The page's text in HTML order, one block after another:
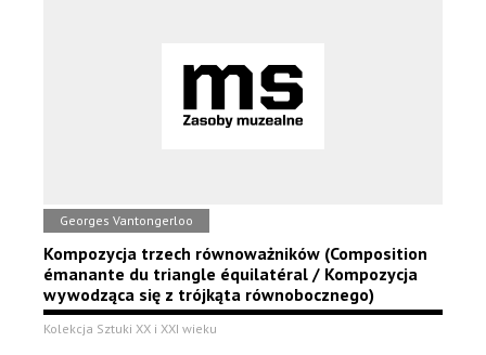
Georges Vantongerloo
Kompozycja trzech równoważników (Composition
émanante du triangle équilatéral / Kompozycja
wywodząca się z trójkąta równobocznego)
Kolekcja Sztuki XX i XXI wieku